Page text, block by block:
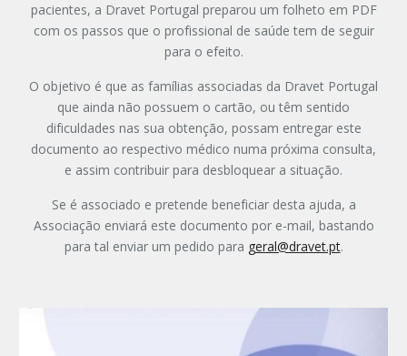
pacientes, a Dravet Portugal preparou um folheto em PDF
com os passos que o profissional de saúde tem de seguir
para o efeito.
O objetivo é que as famílias associadas da Dravet Portugal
que ainda não possuem o cartão, ou têm sentido
dificuldades nas sua obtenção, possam entregar este
documento ao respectivo médico numa próxima consulta,
e assim contribuir para desbloquear a situação.
Se é associado e pretende beneficiar desta ajuda, a
Associação enviará este documento por e-mail, bastando
para tal enviar um pedido para geral@dravet.pt.